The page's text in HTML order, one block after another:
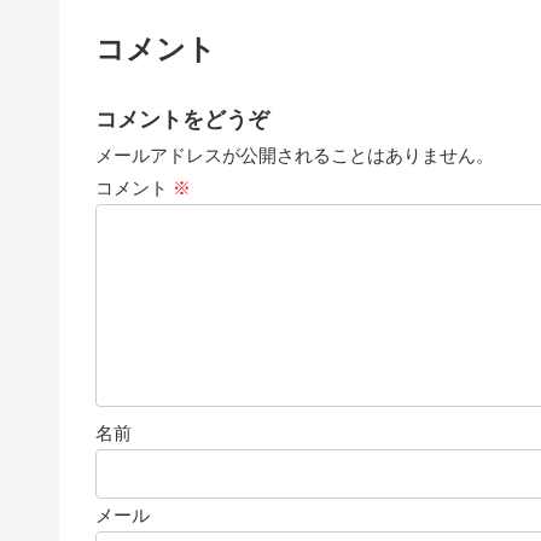
コメント
コメントをどうぞ
メールアドレスが公開されることはありません。
コメント ※
名前
メール